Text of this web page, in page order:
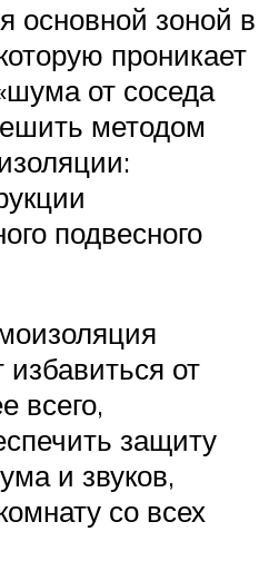
основной зоной в
проникает
от соседа
методом
подвесного
от
всего,
защиту
и звуков,
со всех